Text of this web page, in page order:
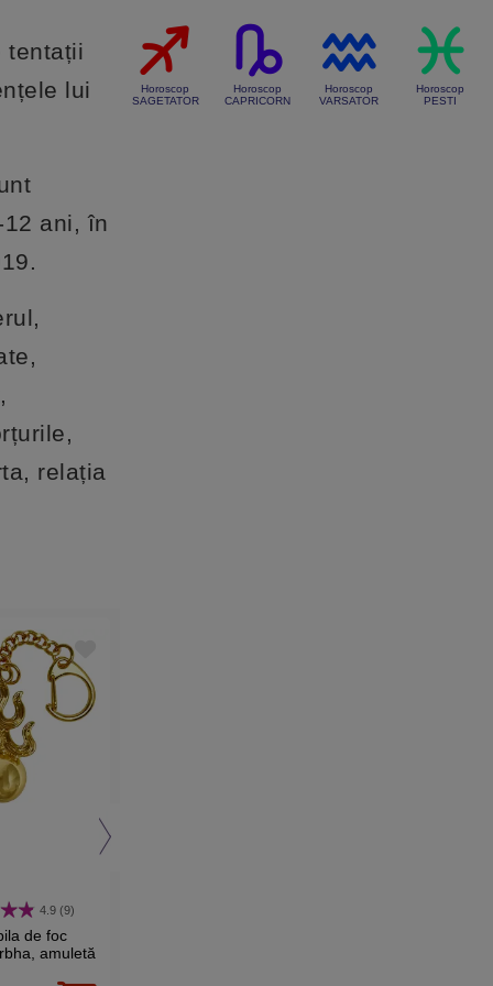
tentații
lui
ani, în
relația
4.9 (9)
de foc
amuletă
Horoscop
SAGETATOR
Horoscop
CAPRICORN
Horoscop
VARSATOR
Horoscop
PESTI